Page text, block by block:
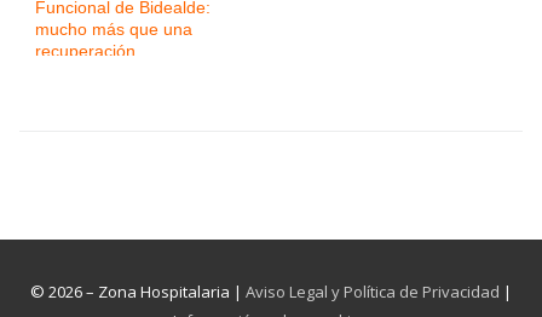
Funcional de Bidealde:
mucho más que una
recuperación
© 2026 – Zona Hospitalaria | Aviso Legal y Política de Privacidad |